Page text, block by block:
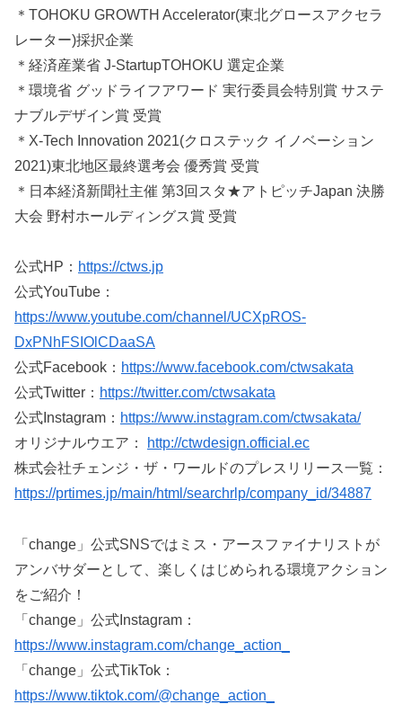
＊TOHOKU GROWTH Accelerator(東北グロースアクセラ
レーター)採択企業
＊経済産業省 J-StartupTOHOKU 選定企業
＊環境省 グッドライフアワード 実行委員会特別賞 サステ
ナブルデザイン賞 受賞
＊X-Tech Innovation 2021(クロステック イノベーション
2021)東北地区最終選考会 優秀賞 受賞
＊日本経済新聞社主催 第3回スタ★アトピッチJapan 決勝
大会 野村ホールディングス賞 受賞
公式HP： https://ctws.jp
公式YouTube：
https://www.youtube.com/channel/UCXpROS-
DxPNhFSIOlCDaaSA
公式Facebook： https://www.facebook.com/ctwsakata
公式Twitter： https://twitter.com/ctwsakata
公式Instagram： https://www.instagram.com/ctwsakata/
オリジナルウエア：
http://ctwdesign.official.ec
株式会社チェンジ・ザ・ワールドのプレスリリース一覧：
https://prtimes.jp/main/html/searchrlp/company_id/34887
「change」公式SNSではミス・アースファイナリストが
アンバサダーとして、楽しくはじめられる環境アクション
をご紹介！
「change」公式Instagram：
https://www.instagram.com/change_action_
「change」公式TikTok：
https://www.tiktok.com/@change_action_